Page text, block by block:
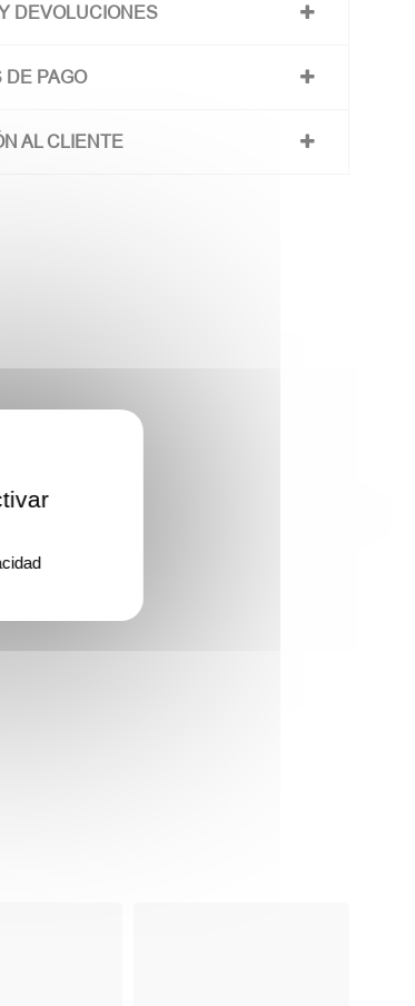
DEVOLUCIONES
DE PAGO
AL CLIENTE